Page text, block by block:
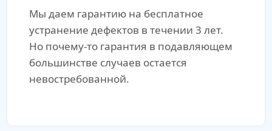
Мы даем гарантию на бесплатное
устранение дефектов в течении 3 лет.
Но почему-то гарантия в подавляющем
большинстве случаев остается
невостребованной.